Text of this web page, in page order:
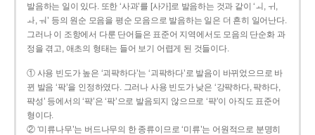
발음하는 일이 있다. 또한 ‘사과’를 [사가]로 발음하는 것과 같이 ‘ㅚ, ㅟ,
ㅘ, ㅝ’ 등의 원순 모음을 평순 모음으로 발음하는 일은 더 흔히 일어난다.
그러나 이 조항에서 다룬 단어들은 표준어 지역에서도 모음의 단순화 과
정을 겪고, 애초의 형태는 들어 보기 어렵게 된 것들이다.
① 사용 빈도가 높은 ‘괴퍅하다’는 ‘괴팍하다’로 발음이 바뀌었으므로 바
뀐 발음 ‘팍’을 인정하였다. 그러나 사용 빈도가 낮은 ‘강퍅하다, 퍅하다,
퍅성’ 등에서의 ‘퍅’은 ‘팍’으로 발음되지 않으므로 ‘퍅’이 아직도 표준어
형이다.
② ‘미류나무’는 버드나무의 한 종류이므로 ‘미류’는 어원적으로 분명히